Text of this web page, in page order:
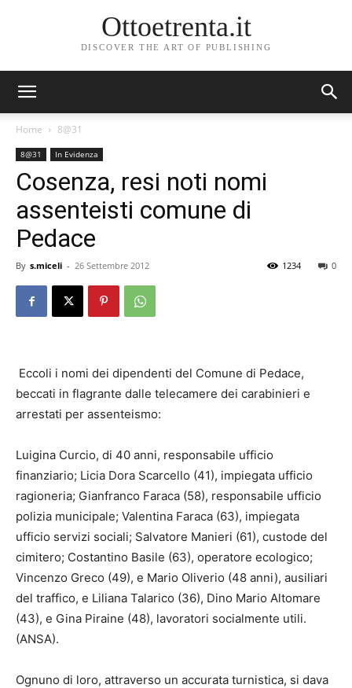
Ottoetrenta.it
DISCOVER THE ART OF PUBLISHING
Home 8@31
8@31 In Evidenza
Cosenza, resi noti nomi
assenteisti comune di
Pedace
By s.miceli - 26 Settembre 2012 0
1234
Eccoli i nomi dei dipendenti del Comune di Pedace,
beccati in flagrante dalle telecamere dei carabinieri e
arrestati per assenteismo:
Luigina Curcio, di 40 anni, responsabile ufficio
finanziario; Licia Dora Scarcello (41), impiegata ufficio
ragioneria; Gianfranco Faraca (58), responsabile ufficio
polizia municipale; Valentina Faraca (63), impiegata
ufficio servizi sociali; Salvatore Manieri (61), custode del
cimitero; Costantino Basile (63), operatore ecologico;
Vincenzo Greco (49), e Mario Oliverio (48 anni), ausiliari
del traffico, e Liliana Talarico (36), Dino Mario Altomare
(43), e Gina Piraine (48), lavoratori socialmente utili.
(ANSA).
Ognuno di loro, attraverso un accurata turnistica, si dava